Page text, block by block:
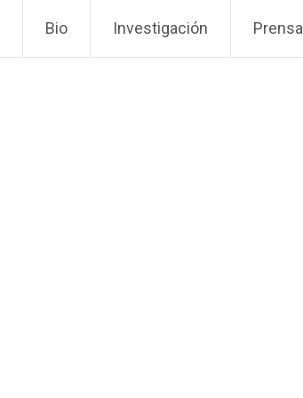
Bio Investigación Prensa